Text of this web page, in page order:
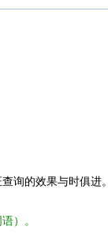
询的效果与时俱进。
）。